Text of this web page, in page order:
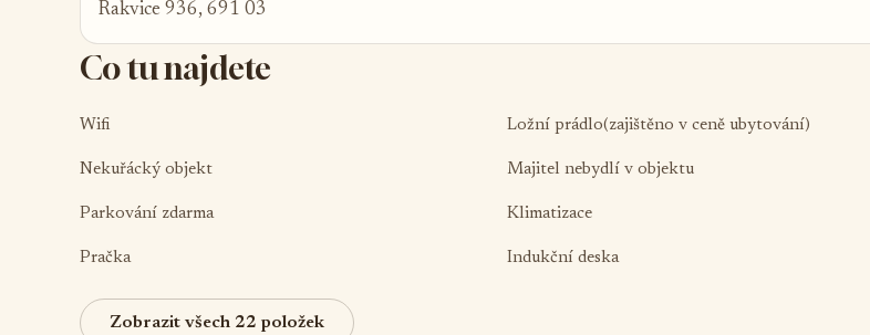
Rakvice 936, 691 03
Co tu najdete
Wifi Ložní prádlo(zajištěno v ceně ubytování)
Nekuřácký objekt Majitel nebydlí v objektu
Parkování zdarma Klimatizace
Pračka Indukční deska
Zobrazit všech 22 položek